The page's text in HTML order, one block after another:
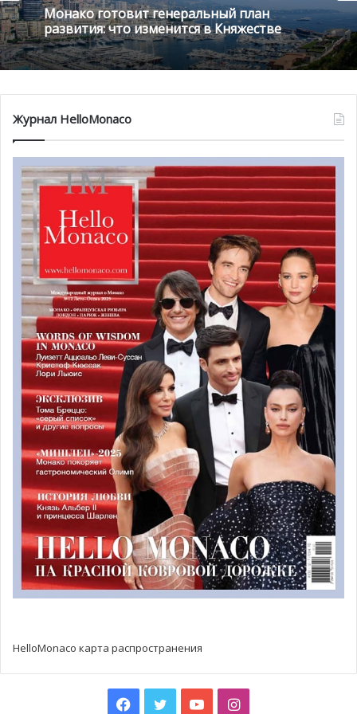
Привнесение искусства на туристический курорт
высокого класса является основным вызовом, с которым
столкнутся организаторы. Поэтому они выбрали
тематику выставки международного уровня,
посвященную всемирно известной и яркой личности.
Выставка объединит две экспозиции, которые уже
проходили в Китае и были посвящены принцессе
Монако. Речь идёт, в первую очередь, о выставке«Годы
Грейс Келли»
, созданной в 2007 году. Это была первая
крупная международная выставка, посвященная актрисе
и принцессе. Эта экспозиция совершила тур по 4
континентам и побывала в 12 городах на протяжении 10
лет, значительно повысив престиж княжества во всем
мире. Вторая экспозиция,
«Князья и принцессы Монако:
европейская династия», проходила в Запретном Городе
Пекина с сентября по ноябрь 2018 года.
Томас Фулейрон, директор Архивов и библиотеки
дизайн и логистику.
Культурный меморандум о взаимопонимании был
Монако готовит генеральный план
развития: что изменится в Княжестве
Журнал HelloMonaco
HelloMonaco карта распространения
Facebook
TwitterYouTubeInstagram